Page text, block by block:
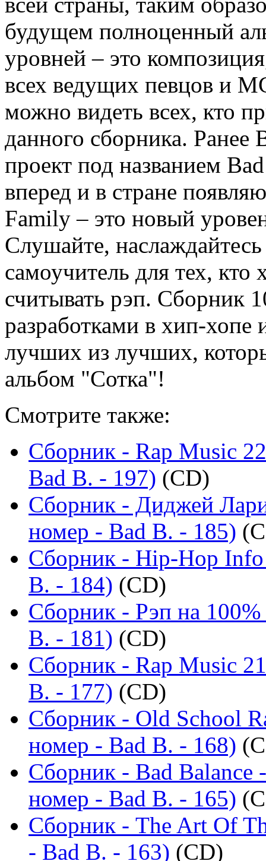
будущем полноценный
уровней – это
всех ведущих певцов и
можно видеть всех, кто
данного сборника. Ранее
проект под названием
вперед и в стране
Family – это новый
Слушайте,
самоучитель для тех, кто
считывать рэп. Сборник
разработками в хип-
лучших из лучших,
альбом "Сотка"!
Смотрите также:
Сборник - Rap Music
Bad B. - 197) (CD)
Сборник - Диджей
номер - Bad B. - 185)
Сборник - Hip-Hop
B. - 184) (CD)
Сборник - Рэп на
B. - 181) (CD)
Сборник - Rap Music
B. - 177) (CD)
Сборник - Old School
номер - Bad B. - 168)
Сборник - Bad Balance
номер - Bad B. - 165)
Сборник - The Art Of
- Bad B. - 163) (CD)